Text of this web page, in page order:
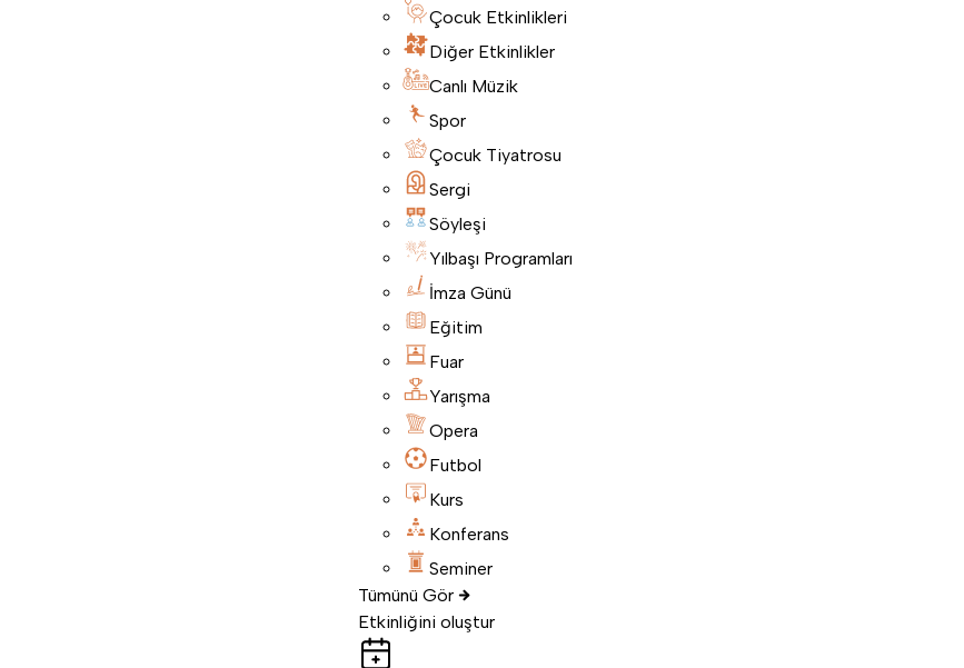
Çocuk Etkinlikleri
Diğer Etkinlikler
Canlı Müzik
Spor
Çocuk Tiyatrosu
Sergi
Söyleşi
Yılbaşı Programları
İmza Günü
Eğitim
Fuar
Yarışma
Opera
Futbol
Kurs
Konferans
Seminer
Tümünü Gör
Etkinliğini oluştur